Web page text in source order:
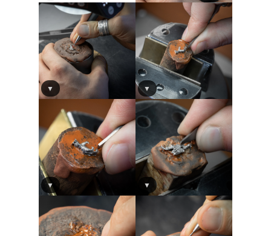
▼ ▼
▼ ▼